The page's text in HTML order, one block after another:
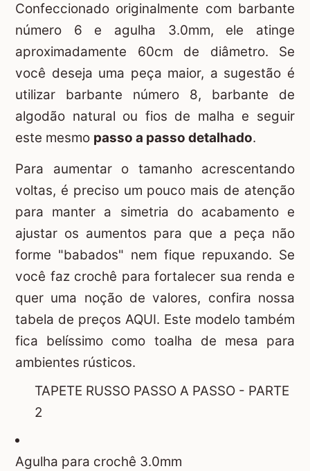
Confeccionado originalmente com barbante
número 6 e agulha 3.0mm, ele atinge
aproximadamente 60cm de diâmetro. Se
você deseja uma peça maior, a sugestão é
utilizar barbante número 8, barbante de
algodão natural ou fios de malha e seguir
este mesmo passo a passo detalhado.
Para aumentar o tamanho acrescentando
voltas, é preciso um pouco mais de atenção
para manter a simetria do acabamento e
ajustar os aumentos para que a peça não
forme "babados" nem fique repuxando. Se
você faz crochê para fortalecer sua renda e
quer uma noção de valores, confira nossa
tabela de preços AQUI. Este modelo também
fica belíssimo como toalha de mesa para
ambientes rústicos.
TAPETE RUSSO PASSO A PASSO - PARTE
2
Agulha para crochê 3.0mm